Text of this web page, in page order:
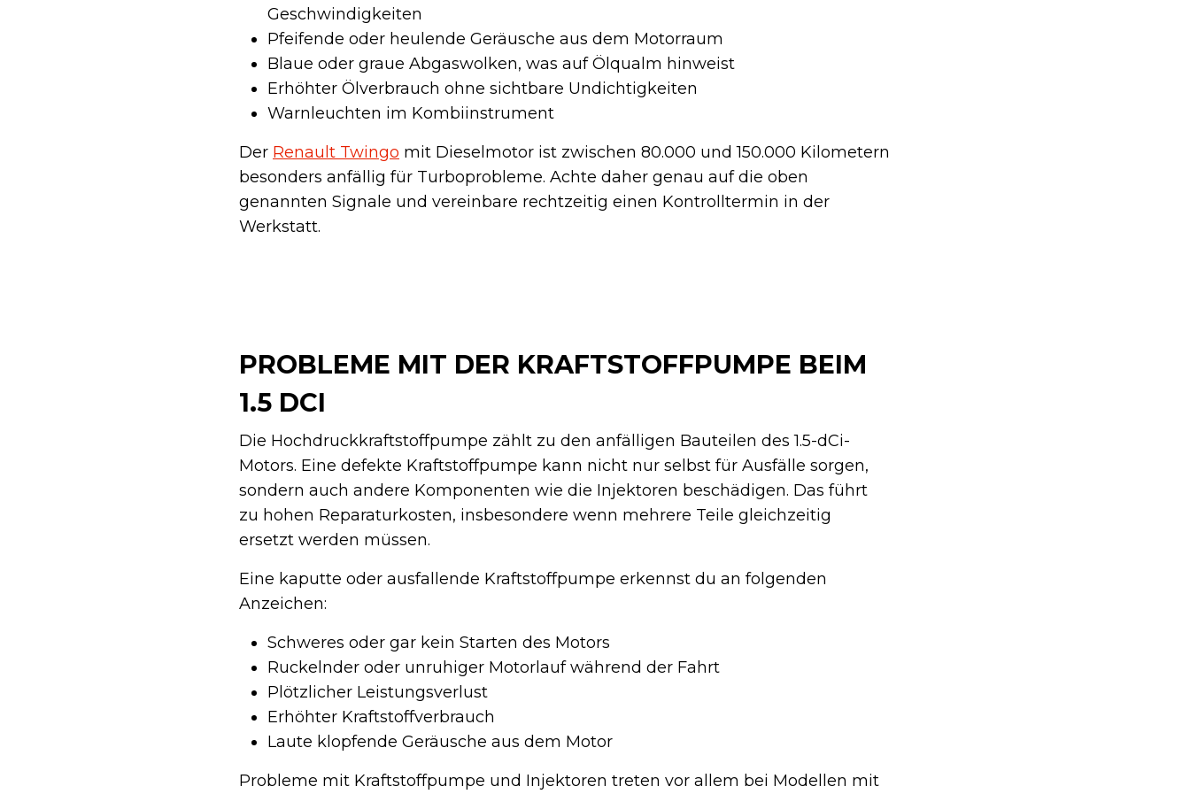
Geschwindigkeiten
Pfeifende oder heulende Geräusche aus dem Motorraum
Blaue oder graue Abgaswolken, was auf Ölqualm hinweist
Erhöhter Ölverbrauch ohne sichtbare Undichtigkeiten
Warnleuchten im Kombiinstrument
Der Renault Twingo mit Dieselmotor ist zwischen 80.000 und 150.000 Kilometern
besonders anfällig für Turboprobleme. Achte daher genau auf die oben
genannten Signale und vereinbare rechtzeitig einen Kontrolltermin in der
Werkstatt.
PROBLEME MIT DER KRAFTSTOFFPUMPE BEIM
1.5 DCI
Die Hochdruckkraftstoffpumpe zählt zu den anfälligen Bauteilen des 1.5-dCi-
Motors. Eine defekte Kraftstoffpumpe kann nicht nur selbst für Ausfälle sorgen,
sondern auch andere Komponenten wie die Injektoren beschädigen. Das führt
zu hohen Reparaturkosten, insbesondere wenn mehrere Teile gleichzeitig
ersetzt werden müssen.
Eine kaputte oder ausfallende Kraftstoffpumpe erkennst du an folgenden
Anzeichen:
Schweres oder gar kein Starten des Motors
Ruckelnder oder unruhiger Motorlauf während der Fahrt
Plötzlicher Leistungsverlust
Erhöhter Kraftstoffverbrauch
Laute klopfende Geräusche aus dem Motor
Probleme mit Kraftstoffpumpe und Injektoren treten vor allem bei Modellen mit